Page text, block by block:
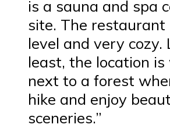
is a sauna and spa
site. The restaurant
level and very
least, the location
next to a forest
hike and enjoy
sceneries.”